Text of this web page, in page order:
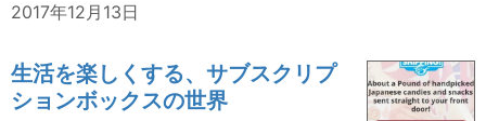
2017年12月13日
生活を楽しくする、サブスクリプ
ションボックスの世界